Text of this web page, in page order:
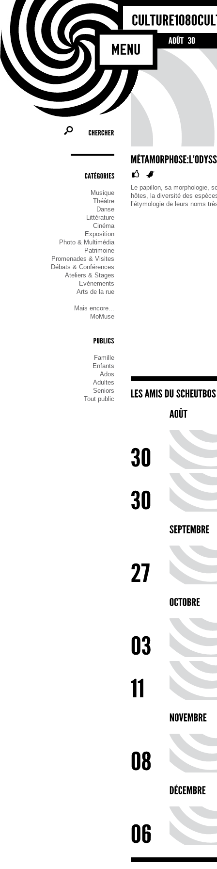
Musique
Théâtre
Danse
Littérature
Cinéma
Exposition
Photo & Multimédia
Patrimoine
Promenades & Visites
Débats & Conférences
Ateliers & Stages
Evénements
Arts de la rue
Mais encore...
MoMuse
Famille
Enfants
Ados
Adultes
Seniors
Tout public
Le papillon, sa morphologie,
hôtes, la diversité des
l’étymologie de leurs noms